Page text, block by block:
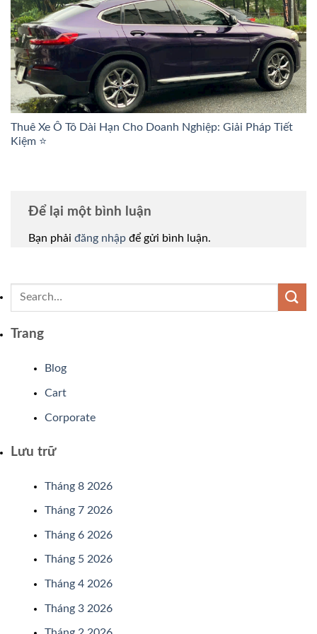
Thuê Xe Ô Tô Dài Hạn Cho Doanh Nghiệp: Giải Pháp Tiết
Kiệm ⭐
Để lại một bình luận
Bạn phải đăng nhập để gửi bình luận.
Trang
Blog
Cart
Corporate
Lưu trữ
Tháng 8 2026
Tháng 7 2026
Tháng 6 2026
Tháng 5 2026
Tháng 4 2026
Tháng 3 2026